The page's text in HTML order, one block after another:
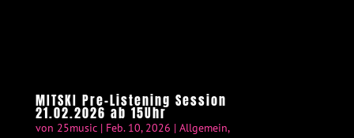
MITSKI Pre-Listening Session
21.02.2026 ab 15Uhr
von 25music| Feb. 10, 2026 | Allgemein,